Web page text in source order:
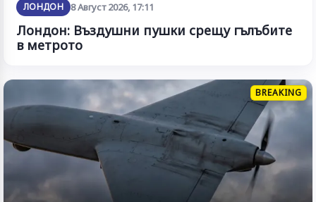
ЛОНДОН 8 Август 2026, 17:11
Лондон: Въздушни пушки срещу гълъбите
в метрото
BREAKING